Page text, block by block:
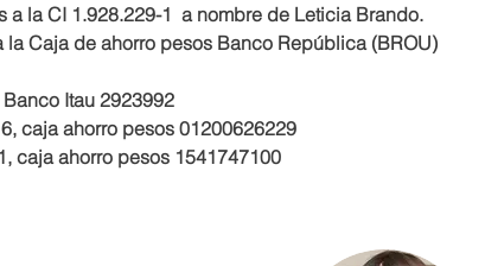
a la CI 1.928.229-1  a nombre de Leticia Brando.
la Caja de ahorro pesos Banco República (BROU)
Itau 2923992
caja ahorro pesos 01200626229
caja ahorro pesos 1541747100